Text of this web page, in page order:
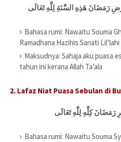
Bahasa rumi: Nawaitu Souma
Ramadhana Hazihis Sanati Lil’lahi
Maksudnya: Sahaja aku puasa
tahun ini kerana Allah Ta’ala
2. Lafaz Niat Puasa Sebulan di
Bahasa rumi: Nawaitu Souma